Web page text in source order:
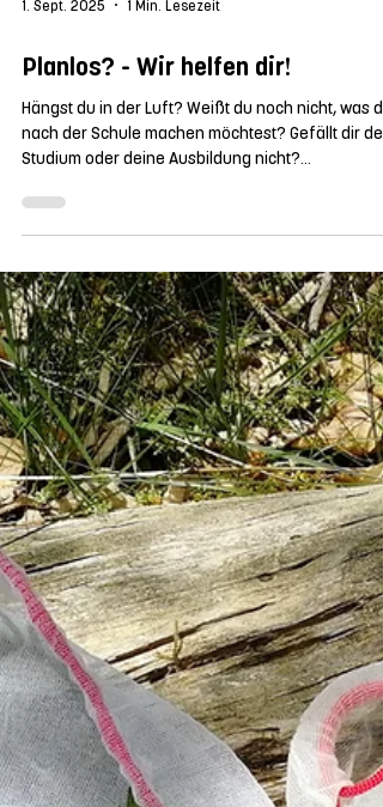
Planlos? - Wir helfen dir!
nach der Schule machen möchtest? Gefällt dir
Studium oder deine Ausbildung nicht?...